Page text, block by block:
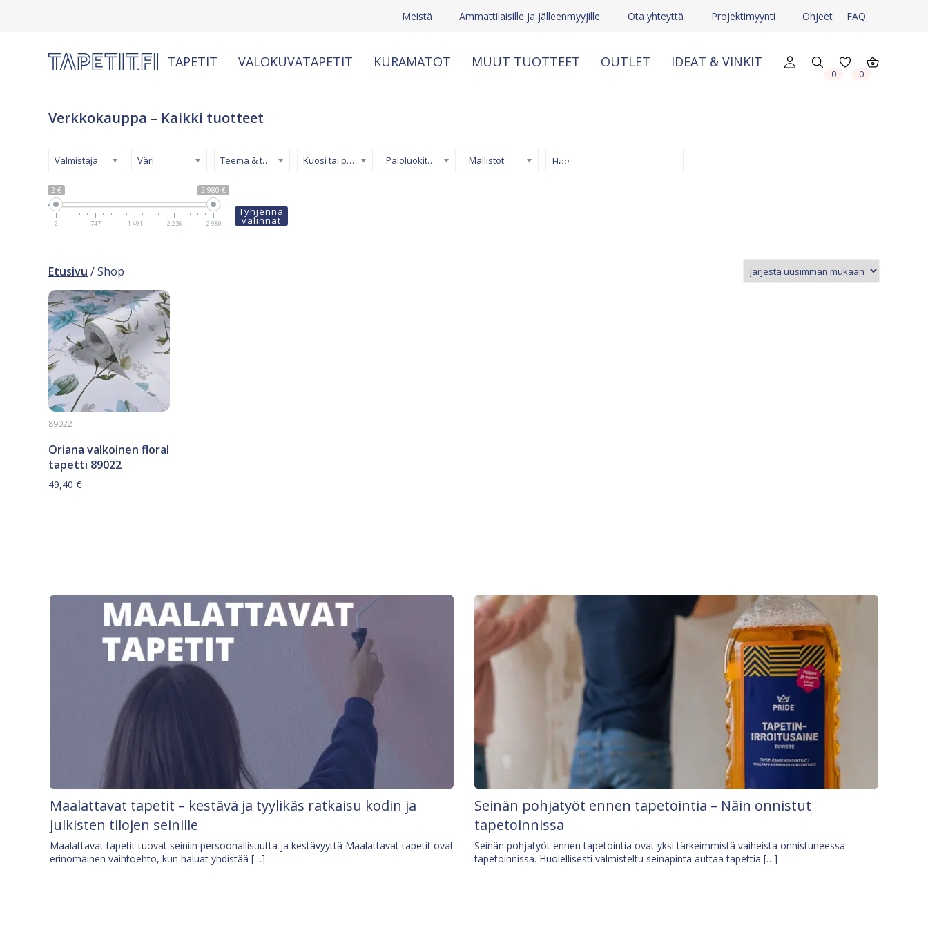
Meistä Ammattilaisille ja jälleenmyyjille Ota yhteyttä Projektimyynti Ohjeet FAQ
TAPETIT VALOKUVATAPETIT KURAMATOT MUUT TUOTTEET OUTLET IDEAT & VINKIT
0 0
Verkkokauppa – Kaikki tuotteet
2 € 2 980 €
2 747 1 491 2 236 2 980
Valmistaja Väri Teema & tyyli Kuosi tai pinta Paloluokiteltu tapetti Mallistot
Tyhjennä
valinnat
Etusivu / Shop
Oriana valkoinen floral
tapetti 89022
89022
49,40 €
Maalattavat tapetit – kestävä ja tyylikäs ratkaisu kodin ja
julkisten tilojen seinille
Maalattavat tapetit tuovat seiniin persoonallisuutta ja kestävyyttä Maalattavat tapetit ovat
erinomainen vaihtoehto, kun haluat yhdistää […]
Seinän pohjatyöt ennen tapetointia – Näin onnistut
tapetoinnissa
Seinän pohjatyöt ennen tapetointia ovat yksi tärkeimmistä vaiheista onnistuneessa
tapetoinnissa. Huolellisesti valmisteltu seinäpinta auttaa tapettia […]